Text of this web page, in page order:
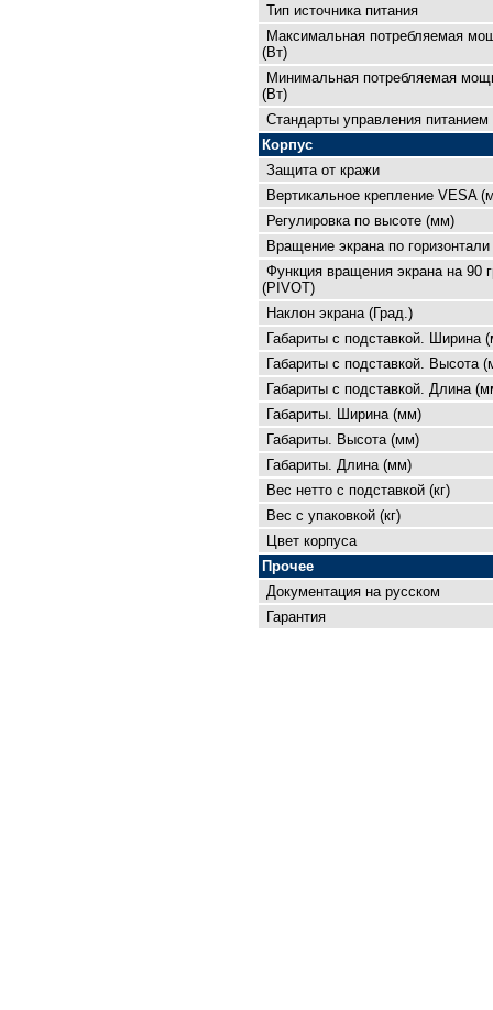
Тип источника питания
Максимальная потребляемая
(Вт)
Минимальная потребляемая
(Вт)
Cтандарты управления питанием
Корпус
Защита от кражи
Вертикальное крепление VESA
Регулировка по высоте (мм)
Вращение экрана по
Функция вращения экрана на 90
(PIVOT)
Наклон экрана (Град.)
Габариты с подставкой. Ширина
Габариты с подставкой. Высота
Габариты с подставкой. Длина
Габариты. Ширина (мм)
Габариты. Высота (мм)
Габариты. Длина (мм)
Вес нетто с подставкой (кг)
Вес с упаковкой (кг)
Цвет корпуса
Прочее
Документация на русском
Гарантия